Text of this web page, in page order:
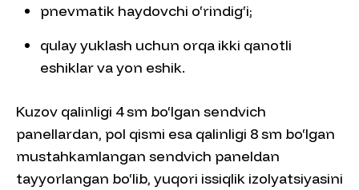
pnevmatik haydovchi o‘rindig‘i;
qulay yuklash uchun orqa ikki qanotli
eshiklar va yon eshik.
Kuzov qalinligi 4 sm bo‘lgan sendvich
panellardan, pol qismi esa qalinligi 8 sm bo‘lgan
mustahkamlangan sendvich paneldan
tayyorlangan bo‘lib, yuqori issiqlik izolyatsiyasini